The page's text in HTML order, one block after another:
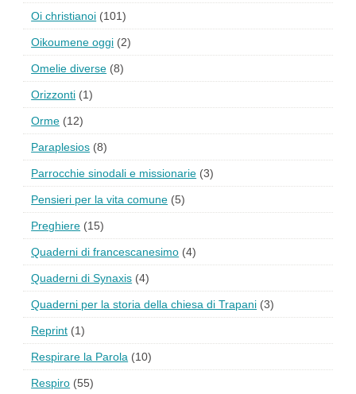
Oi christianoi (101)
Oikoumene oggi (2)
Omelie diverse (8)
Orizzonti (1)
Orme (12)
Paraplesios (8)
Parrocchie sinodali e missionarie (3)
Pensieri per la vita comune (5)
Preghiere (15)
Quaderni di francescanesimo (4)
Quaderni di Synaxis (4)
Quaderni per la storia della chiesa di Trapani (3)
Reprint (1)
Respirare la Parola (10)
Respiro (55)